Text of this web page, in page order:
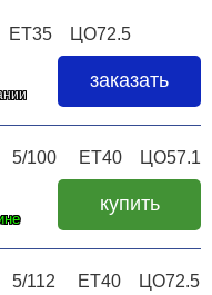
ЦО72.5
заказать
5/100 ET40 ЦО57.1
купить
5/112 ET40 ЦО72.5